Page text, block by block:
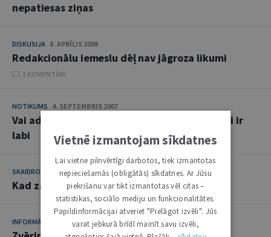
nepatiesas ziņas
DISKUSIJA 8. APRĪLIS 2008
Redakcionālu iemeslu dēļ nav jāgroza likumi
1 KOMENTĀRI
NOTIKUMS 4. SEPTEMBRIS 2007
Vai advokātam, aizstāvot klientu, visi līdzekļi ir
labi
SKAIDROJUMI. VIEDOKĻI 24. JANVĀRIS 2006
Kad zādzību var uzskatīt par pabeigtu
INFORMĀCIJA 1. NOVEMBRIS 2005
Vietnē izmantojam sīkdatnes
Lai vietne pilnvērtīgi darbotos, tiek izmantotas
nepieciešamās (obligātās) sīkdatnes. Ar Jūsu
piekrišanu var tikt izmantotas vēl citas –
statistikas, sociālo mediju un funkcionalitātes.
Papildinformācijai atveriet "Pielāgot izvēli". Jūs
varat jebkurā brīdī mainīt savu izvēli,